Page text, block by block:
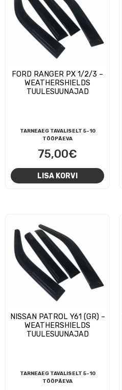
FORD RANGER PX 1/2/3 –
WEATHERSHIELDS
TUULESUUNAJAD
TARNEAEG TAVALISELT 5-10
TÖÖPÄEVA
75,00€
LISA KORVI
NISSAN PATROL Y61 (GR) –
WEATHERSHIELDS
TUULESUUNAJAD
TARNEAEG TAVALISELT 5-10
TÖÖPÄEVA